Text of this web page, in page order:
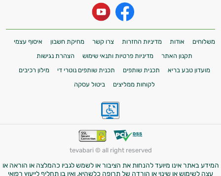
משלוחים אודות מדיניות החזרות צרו קשר מחיקת חשבון
איסוף עצמי
תקנון האתר
מדיניות פרטיות ותנאי שימוש
הצהרת נגישות
מועדון טבע בריא
תכנית שותפים תכנית שותפים נוטרי די
מילון רכיבים
לקוחות ממליצים
ביטול עסקה
tevabari © all right reserved
המידע באתר אינו מיועד להנחות את הציבור או לשמש לגביו כהמלצה או הוראה או
עצה לשימוש או שינוי או הורדה של תרופה כלשהיא, ואין בו תחליף לייעוץ רפואי